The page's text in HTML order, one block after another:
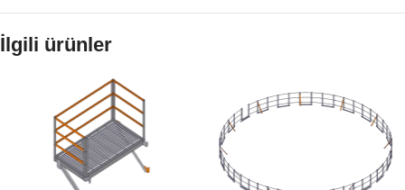
İlgili ürünler